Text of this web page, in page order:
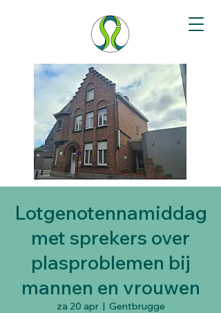
Stoma Ilco vzw
Lotgenotennamiddag
met sprekers over
plasproblemen bij
mannen en vrouwen
za 20 apr
  |
Gentbrugge